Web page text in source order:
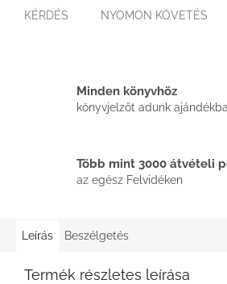
KÉRDÉS NYOMON KÖVETÉS
Minden könyvhöz
könyvjelzőt adunk ajándékba
Több mint 3000 átvételi
az egész Felvidéken
Leírás Beszélgetés
Termék részletes leírása